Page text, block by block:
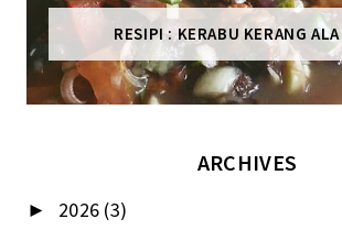
RESIPI : KERABU KERANG
ARCHIVES
► 2026 (3)